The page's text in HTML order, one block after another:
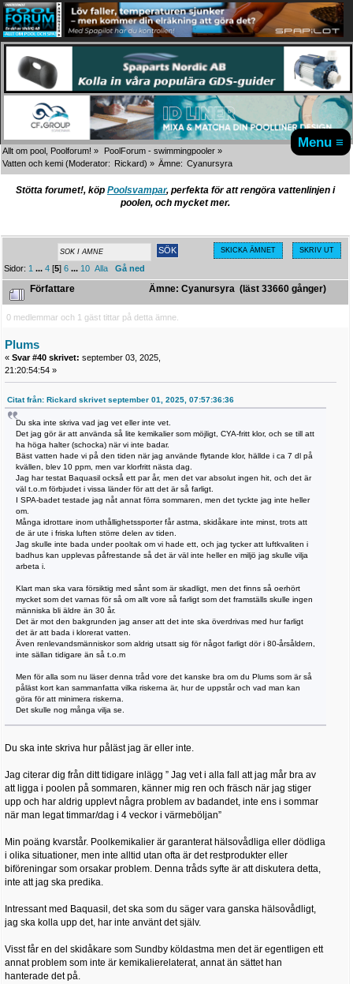
Menu ≡
Allt om pool, Poolforum! » PoolForum - swimmingpooler »
Vatten och kemi (Moderator: Rickard) » Ämne: Cyanursyra
Stötta forumet!, köp Poolsvampar, perfekta för att rengöra vattenlinjen i
poolen, och mycket mer.
SKICKA ÄMNET SKRIV UT
Sidor: 1 ...4 [5]6 ... 10 Alla Gå ned
Författare Ämne: Cyanursyra (läst 33660 gånger)
0 medlemmar och 1 gäst tittar på detta ämne.
Plums
« Svar #40 skrivet: september 03, 2025,
21:20:54:54 »
Citat från: Rickard skrivet september 01, 2025, 07:57:36:36
Du ska inte skriva vad jag vet eller inte vet.
Det jag gör är att använda så lite kemikalier som möjligt, CYA-fritt klor, och se till att
ha höga halter (schocka) när vi inte badar.
Bäst vatten hade vi på den tiden när jag använde flytande klor, hällde i ca 7 dl på
kvällen, blev 10 ppm, men var klorfritt nästa dag.
Jag har testat Baquasil också ett par år, men det var absolut ingen hit, och det är
väl t.o.m förbjudet i vissa länder för att det är så farligt.
I SPA-badet testade jag nåt annat förra sommaren, men det tyckte jag inte heller
om.
Många idrottare inom uthållighetssporter får astma, skidåkare inte minst, trots att
de är ute i friska luften större delen av tiden.
Jag skulle inte bada under pooltak om vi hade ett, och jag tycker att luftkvaliten i
badhus kan upplevas påfrestande så det är väl inte heller en miljö jag skulle vilja
arbeta i.
Klart man ska vara försiktig med sånt som är skadligt, men det finns så oerhört
mycket som det varnas för så om allt vore så farligt som det framställs skulle ingen
människa bli äldre än 30 år.
Det är mot den bakgrunden jag anser att det inte ska överdrivas med hur farligt
det är att bada i klorerat vatten.
Även renlevandsmänniskor som aldrig utsatt sig för något farligt dör i 80-årsåldern,
inte sällan tidigare än så t.o.m
Men för alla som nu läser denna tråd vore det kanske bra om du Plums som är så
påläst kort kan sammanfatta vilka riskerna är, hur de uppstår och vad man kan
göra för att minimera riskerna.
Det skulle nog många vilja se.
Du ska inte skriva hur påläst jag är eller inte.
Jag citerar dig från ditt tidigare inlägg ” Jag vet i alla fall att jag mår bra av
att ligga i poolen på sommaren, känner mig ren och fräsch när jag stiger
upp och har aldrig upplevt några problem av badandet, inte ens i sommar
när man legat timmar/dag i 4 veckor i värmeböljan”
Min poäng kvarstår. Poolkemikalier är garanterat hälsovådliga eller dödliga
i olika situationer, men inte alltid utan ofta är det restprodukter eller
biföreningar som orsakar problem. Denna tråds syfte är att diskutera detta,
inte att jag ska predika.
Intressant med Baquasil, det ska som du säger vara ganska hälsovådligt,
jag ska kolla upp det, har inte använt det själv.
Visst får en del skidåkare som Sundby köldastma men det är egentligen ett
annat problem som inte är kemikalierelaterat, annat än sättet han
hanterade det på.